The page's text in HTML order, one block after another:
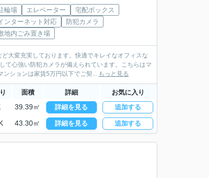
輪場 エレベーター
宅配ボックス
ンターネット対応
防犯カメラ
地内ごみ置き場
大変充実しております。快適でキレイなオフィスな
て心強い防犯カメラが備えられています。こちらはマ
ンションは家賃5万円以下でご契... もっと見る
面積 詳細 お気に入り
39.39㎡ 詳細を見る 追加する
43.30㎡ 詳細を見る 追加する